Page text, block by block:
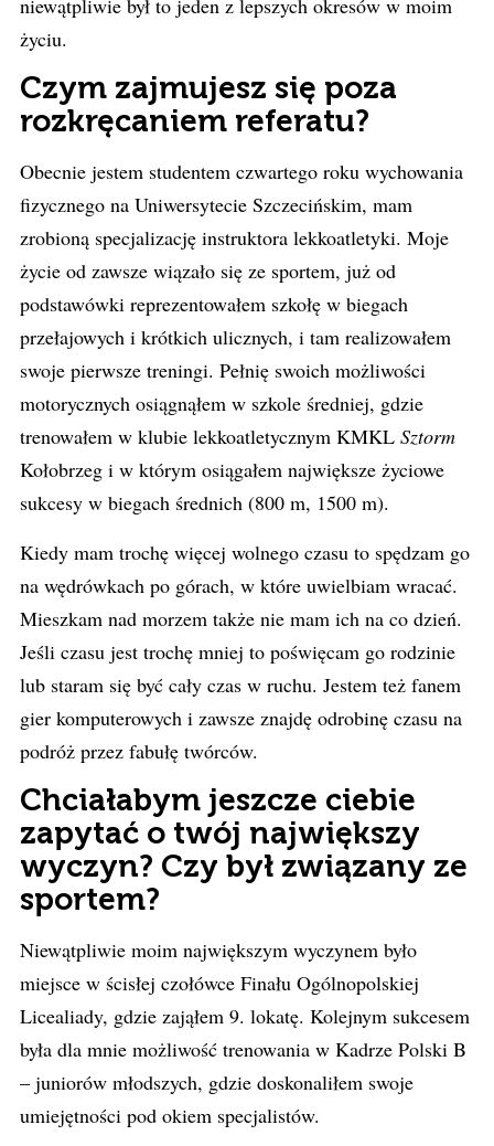
niewątpliwie był to jeden z lepszych okresów w moim
życiu.
Czym zajmujesz się poza
rozkręcaniem referatu?
Obecnie jestem studentem czwartego roku wychowania
fizycznego na Uniwersytecie Szczecińskim, mam
zrobioną specjalizację instruktora lekkoatletyki. Moje
życie od zawsze wiązało się ze sportem, już od
podstawówki reprezentowałem szkołę w biegach
przełajowych i krótkich ulicznych, i tam realizowałem
swoje pierwsze treningi. Pełnię swoich możliwości
motorycznych osiągnąłem w szkole średniej, gdzie
trenowałem w klubie lekkoatletycznym KMKL Sztorm
Kołobrzeg i w którym osiągałem największe życiowe
sukcesy w biegach średnich (800 m, 1500 m).
Kiedy mam trochę więcej wolnego czasu to spędzam go
na wędrówkach po górach, w które uwielbiam wracać.
Mieszkam nad morzem także nie mam ich na co dzień.
Jeśli czasu jest trochę mniej to poświęcam go rodzinie
lub staram się być cały czas w ruchu. Jestem też fanem
gier komputerowych i zawsze znajdę odrobinę czasu na
podróż przez fabułę twórców.
Chciałabym jeszcze ciebie
zapytać o twój największy
wyczyn? Czy był związany ze
sportem?
Niewątpliwie moim największym wyczynem było
miejsce w ścisłej czołówce Finału Ogólnopolskiej
Licealiady, gdzie zająłem 9. lokatę. Kolejnym sukcesem
była dla mnie możliwość trenowania w Kadrze Polski B
– juniorów młodszych, gdzie doskonaliłem swoje
umiejętności pod okiem specjalistów.